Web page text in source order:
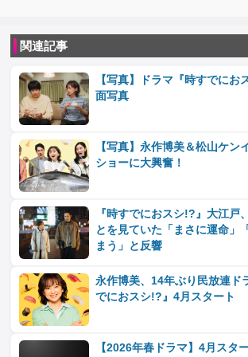
関連記事
【写真】ドラマ『時すでに
面写真
【写真】永作博美＆松山ケン
ショーに大興奮！
『時すでにおスシ!?』大江戸
とを見ていた「まさに運命」
まう」と反響
永作博美、14年ぶり民放連
でにおスシ!?』4月スタート
【2026年春ドラマ】4月スタ